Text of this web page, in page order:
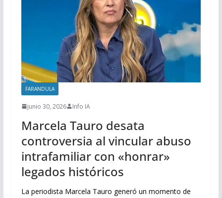
FARANDULA
junio 30, 2026 Info IA
Marcela Tauro desata
controversia al vincular abuso
intrafamiliar con «honrar»
legados históricos
La periodista Marcela Tauro generó un momento de